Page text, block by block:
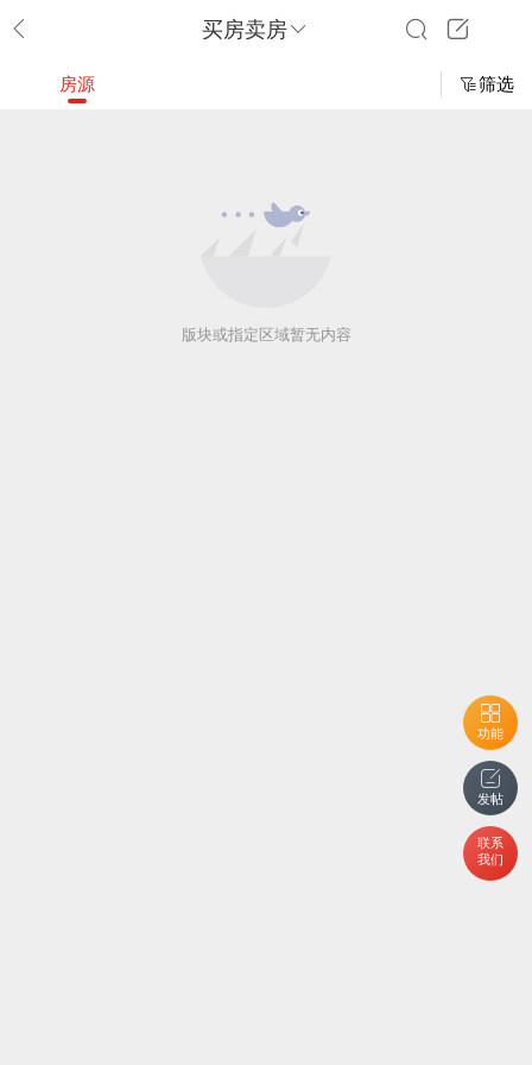
买房卖房
功能
发帖
联系
我们
房源 筛选
版块或指定区域暂无内容